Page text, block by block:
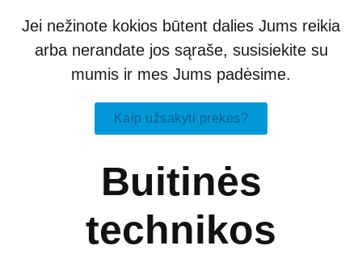
Jei nežinote kokios būtent dalies Jums reikia
arba nerandate jos sąraše, susisiekite su
mumis ir mes Jums padėsime.
Kaip užsakyti prekes?
Buitinės
technikos